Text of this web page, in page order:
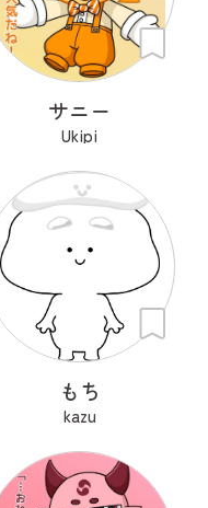
サニー
Ukipi
もち
kazu